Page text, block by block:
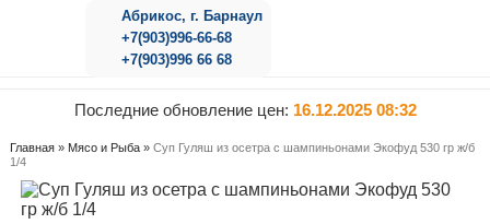
Абрикос, г. Барнаул
+7(903)996-66-68
+7(903)996 66 68
Последние обновление цен: 16.12.2025 08:32
Главная» Мясо и Рыба» Суп Гуляш из осетра с шампиньонами Экофуд 530 гр ж/б
1/4